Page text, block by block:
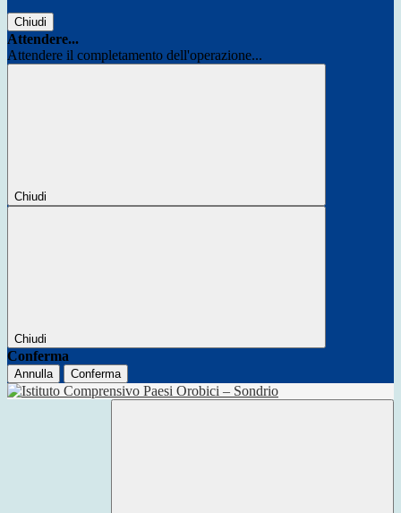
Chiudi
Attendere...
Attendere il completamento dell'operazione...
Chiudi
Chiudi
Conferma
Annulla Conferma